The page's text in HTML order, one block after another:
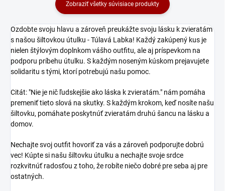
volám žandáre!“ vyvolá
úsmev a určite si nájde
dizajn je skvelou voľbou
pre tých, ktorí majú
zmysel pre humor a
obľubujú absurdné vtipy.
Vtipný nápis: „A dos,
kultovým výkrikom a s
týmto tričkom ho môžete
zdieľať so svetom. Ideálny
stresových a
dramatických situácií.
Skvelý a originálny darček
Téma produktu: fan merch,
merch:
Autentický štýl:Naše
produkty sú navrhnuté s
láskou k detailom a s
autentickým duchom.
zabezpečujú pohodlie pri
každom nosení, či už na
koncerte alebo bežný deň.
navrhnuté tak, aby
vydržali časté nosenie a
pranie bez straty kvality.
Zobraziť všetky súvisiace produkty
Ozdobte svoju hlavu a zároveň preukážte svoju lásku k zvieratám
s našou šiltovkou útulku - Túlavá Labka! Každý zakúpený kus je
nielen štýlovým doplnkom vášho outfitu, ale aj príspevkom na
podporu príbehu útulku. S každým noseným kúskom prejavujete
solidaritu s tými, ktorí potrebujú našu pomoc.
Citát: "Nie je nič ľudskejšie ako láska k zvieratám." nám pomáha
premeniť tieto slová na skutky. S každým krokom, keď nosíte našu
šiltovku, pomáhate poskytnúť zvieratám druhú šancu na lásku a
domov.
Nechajte svoj outfit hovoriť za vás a zároveň podporujte dobrú
vec! Kúpte si našu šiltovku útulku a nechajte svoje srdce
rozkvitnúť radosťou z toho, že robíte niečo dobré pre seba aj pre
ostatných.